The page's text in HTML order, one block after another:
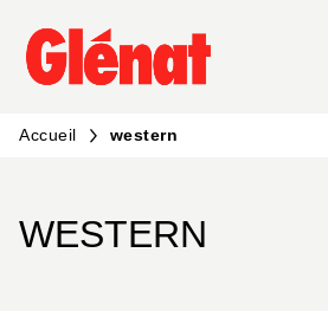
MENU RECHERCHE
PIED DE PAGE
Accueil western
WESTERN